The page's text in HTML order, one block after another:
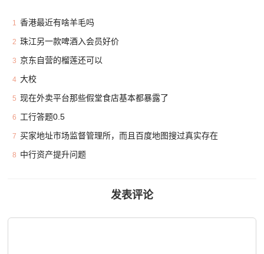
1 香港最近有啥羊毛吗
2 珠江另一款啤酒入会员好价
3 京东自营的榴莲还可以
4 大校
5 现在外卖平台那些假堂食店基本都暴露了
6 工行答题0.5
7 买家地址市场监督管理所，而且百度地图搜过真实存在
8 中行资产提升问题
发表评论